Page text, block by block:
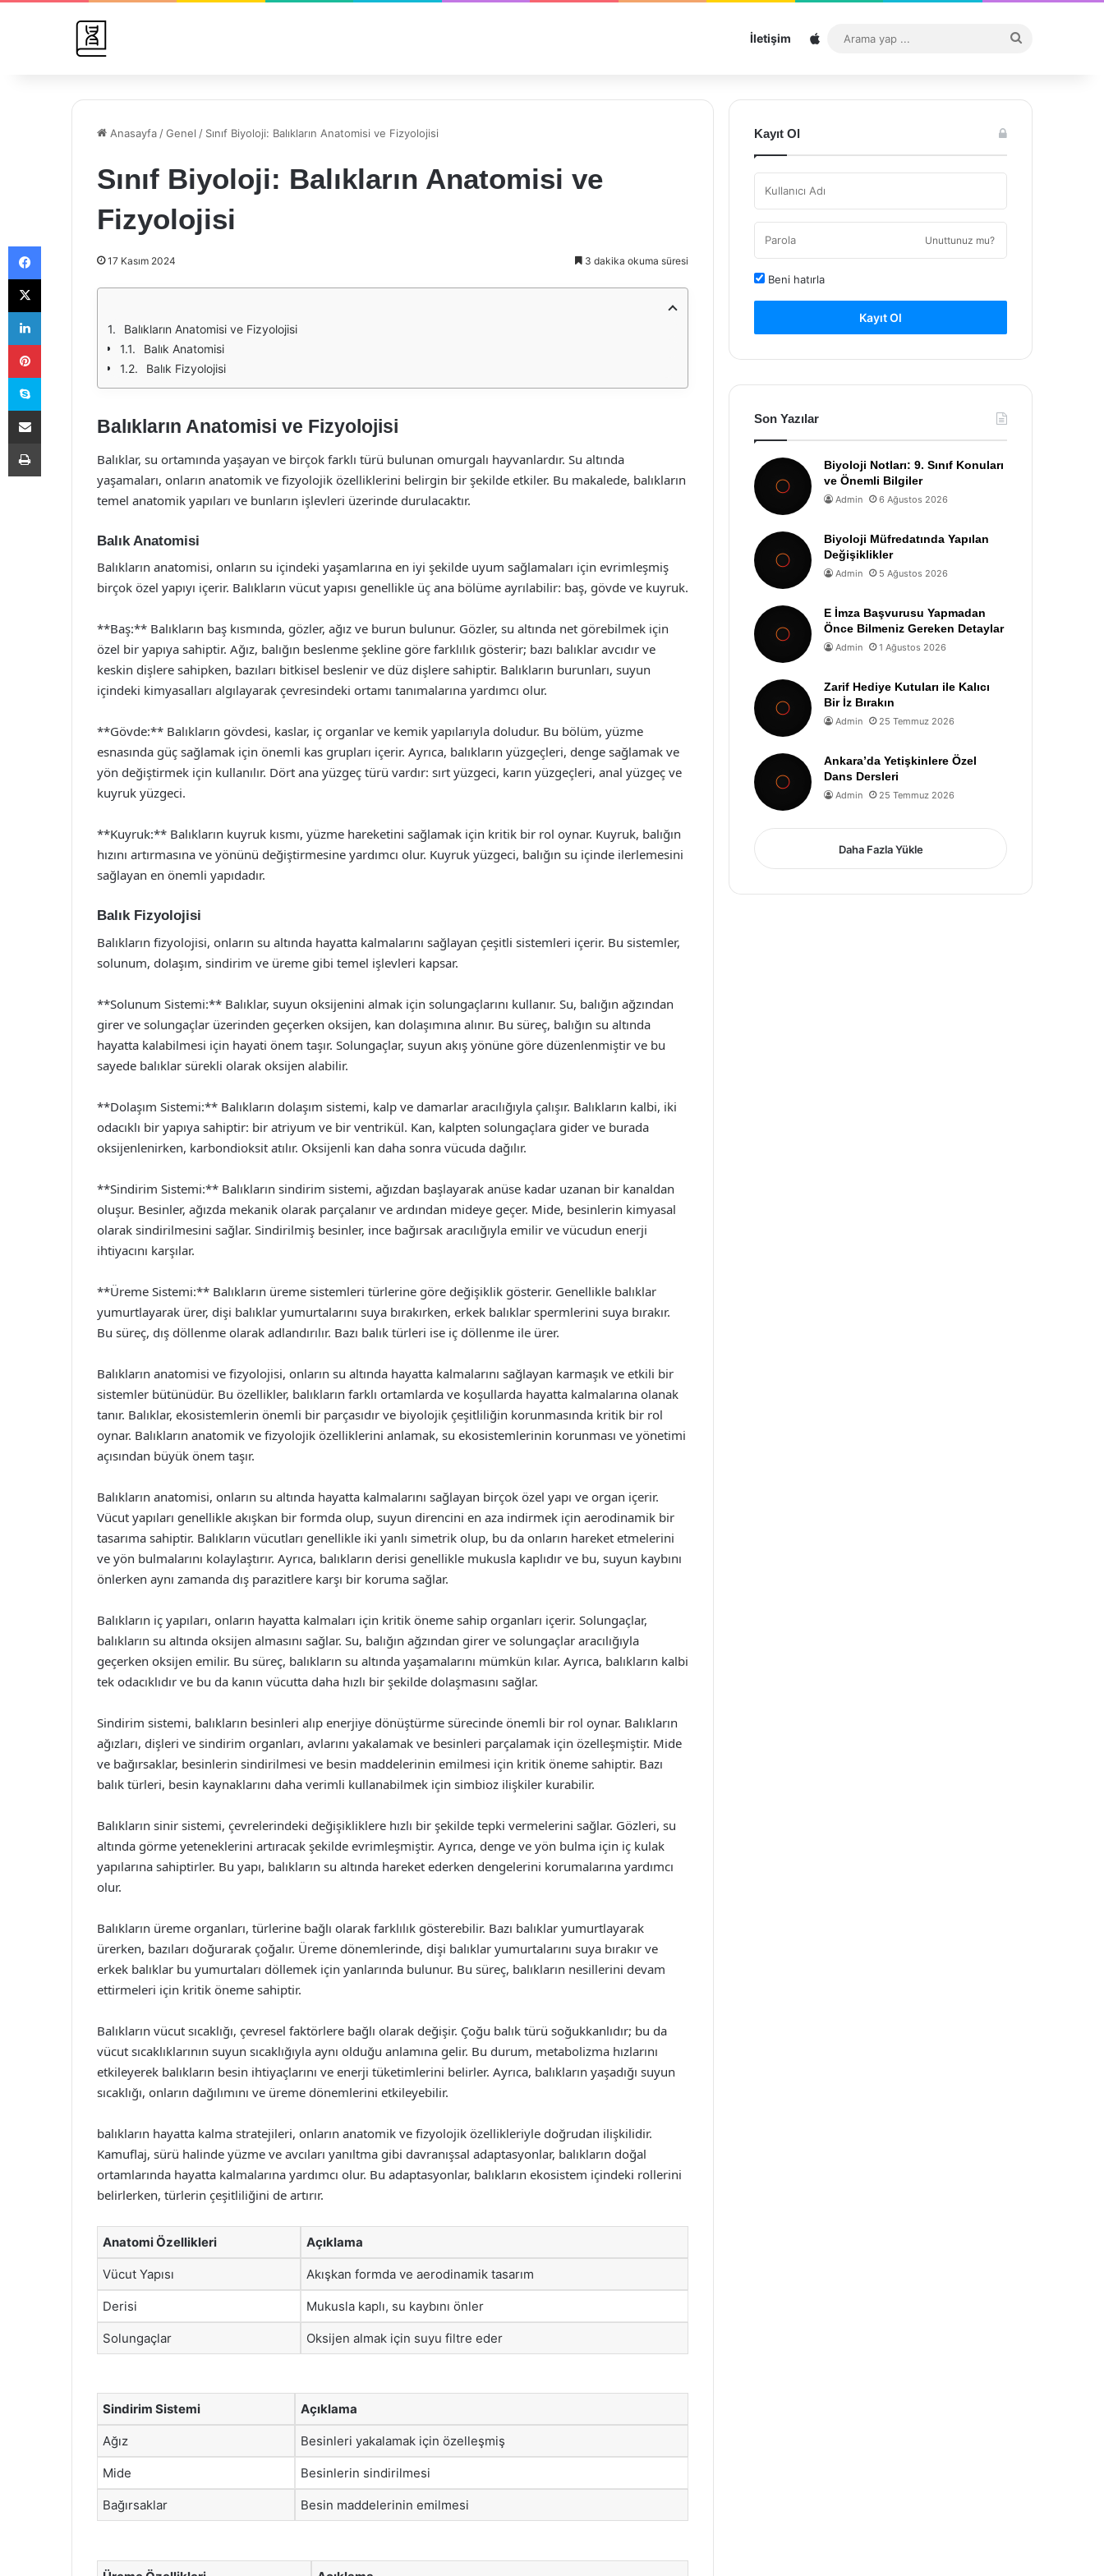
İletişim Sitemap
...
Anasayfa /Genel / Sınıf Biyoloji: Balıkların Anatomisi ve Fizyolojisi
Sınıf Biyoloji: Balıkların Anatomisi ve
Fizyolojisi
17 Kasım 2024 3 dakika okuma süresi
Balıkların Anatomisi ve Fizyolojisi
Balık Anatomisi
Balık Fizyolojisi
Balıkların Anatomisi ve Fizyolojisi
Balıklar, su ortamında yaşayan ve birçok farklı türü bulunan omurgalı hayvanlardır. Su altında
yaşamaları, onların anatomik ve fizyolojik özelliklerini belirgin bir şekilde etkiler. Bu makalede, balıkların
temel anatomik yapıları ve bunların işlevleri üzerinde durulacaktır.
Balık Anatomisi
Balıkların anatomisi, onların su içindeki yaşamlarına en iyi şekilde uyum sağlamaları için evrimleşmiş
birçok özel yapıyı içerir. Balıkların vücut yapısı genellikle üç ana bölüme ayrılabilir: baş, gövde ve kuyruk.
**Baş:** Balıkların baş kısmında, gözler, ağız ve burun bulunur. Gözler, su altında net görebilmek için
özel bir yapıya sahiptir. Ağız, balığın beslenme şekline göre farklılık gösterir; bazı balıklar avcıdır ve
keskin dişlere sahipken, bazıları bitkisel beslenir ve düz dişlere sahiptir. Balıkların burunları, suyun
içindeki kimyasalları algılayarak çevresindeki ortamı tanımalarına yardımcı olur.
**Gövde:** Balıkların gövdesi, kaslar, iç organlar ve kemik yapılarıyla doludur. Bu bölüm, yüzme
esnasında güç sağlamak için önemli kas grupları içerir. Ayrıca, balıkların yüzgeçleri, denge sağlamak ve
yön değiştirmek için kullanılır. Dört ana yüzgeç türü vardır: sırt yüzgeci, karın yüzgeçleri, anal yüzgeç ve
kuyruk yüzgeci.
**Kuyruk:** Balıkların kuyruk kısmı, yüzme hareketini sağlamak için kritik bir rol oynar. Kuyruk, balığın
hızını artırmasına ve yönünü değiştirmesine yardımcı olur. Kuyruk yüzgeci, balığın su içinde ilerlemesini
sağlayan en önemli yapıdadır.
Balık Fizyolojisi
Balıkların fizyolojisi, onların su altında hayatta kalmalarını sağlayan çeşitli sistemleri içerir. Bu sistemler,
solunum, dolaşım, sindirim ve üreme gibi temel işlevleri kapsar.
**Solunum Sistemi:** Balıklar, suyun oksijenini almak için solungaçlarını kullanır. Su, balığın ağzından
girer ve solungaçlar üzerinden geçerken oksijen, kan dolaşımına alınır. Bu süreç, balığın su altında
hayatta kalabilmesi için hayati önem taşır. Solungaçlar, suyun akış yönüne göre düzenlenmiştir ve bu
sayede balıklar sürekli olarak oksijen alabilir.
**Dolaşım Sistemi:** Balıkların dolaşım sistemi, kalp ve damarlar aracılığıyla çalışır. Balıkların kalbi, iki
odacıklı bir yapıya sahiptir: bir atriyum ve bir ventrikül. Kan, kalpten solungaçlara gider ve burada
oksijenlenirken, karbondioksit atılır. Oksijenli kan daha sonra vücuda dağılır.
**Sindirim Sistemi:** Balıkların sindirim sistemi, ağızdan başlayarak anüse kadar uzanan bir kanaldan
oluşur. Besinler, ağızda mekanik olarak parçalanır ve ardından mideye geçer. Mide, besinlerin kimyasal
olarak sindirilmesini sağlar. Sindirilmiş besinler, ince bağırsak aracılığıyla emilir ve vücudun enerji
ihtiyacını karşılar.
**Üreme Sistemi:** Balıkların üreme sistemleri türlerine göre değişiklik gösterir. Genellikle balıklar
yumurtlayarak ürer, dişi balıklar yumurtalarını suya bırakırken, erkek balıklar spermlerini suya bırakır.
Bu süreç, dış döllenme olarak adlandırılır. Bazı balık türleri ise iç döllenme ile ürer.
Balıkların anatomisi ve fizyolojisi, onların su altında hayatta kalmalarını sağlayan karmaşık ve etkili bir
sistemler bütünüdür. Bu özellikler, balıkların farklı ortamlarda ve koşullarda hayatta kalmalarına olanak
tanır. Balıklar, ekosistemlerin önemli bir parçasıdır ve biyolojik çeşitliliğin korunmasında kritik bir rol
oynar. Balıkların anatomik ve fizyolojik özelliklerini anlamak, su ekosistemlerinin korunması ve yönetimi
açısından büyük önem taşır.
Balıkların anatomisi, onların su altında hayatta kalmalarını sağlayan birçok özel yapı ve organ içerir.
Vücut yapıları genellikle akışkan bir formda olup, suyun direncini en aza indirmek için aerodinamik bir
tasarıma sahiptir. Balıkların vücutları genellikle iki yanlı simetrik olup, bu da onların hareket etmelerini
ve yön bulmalarını kolaylaştırır. Ayrıca, balıkların derisi genellikle mukusla kaplıdır ve bu, suyun kaybını
önlerken aynı zamanda dış parazitlere karşı bir koruma sağlar.
Balıkların iç yapıları, onların hayatta kalmaları için kritik öneme sahip organları içerir. Solungaçlar,
balıkların su altında oksijen almasını sağlar. Su, balığın ağzından girer ve solungaçlar aracılığıyla
geçerken oksijen emilir. Bu süreç, balıkların su altında yaşamalarını mümkün kılar. Ayrıca, balıkların kalbi
tek odacıklıdır ve bu da kanın vücutta daha hızlı bir şekilde dolaşmasını sağlar.
Sindirim sistemi, balıkların besinleri alıp enerjiye dönüştürme sürecinde önemli bir rol oynar. Balıkların
ağızları, dişleri ve sindirim organları, avlarını yakalamak ve besinleri parçalamak için özelleşmiştir. Mide
ve bağırsaklar, besinlerin sindirilmesi ve besin maddelerinin emilmesi için kritik öneme sahiptir. Bazı
balık türleri, besin kaynaklarını daha verimli kullanabilmek için simbioz ilişkiler kurabilir.
Balıkların sinir sistemi, çevrelerindeki değişikliklere hızlı bir şekilde tepki vermelerini sağlar. Gözleri, su
altında görme yeteneklerini artıracak şekilde evrimleşmiştir. Ayrıca, denge ve yön bulma için iç kulak
yapılarına sahiptirler. Bu yapı, balıkların su altında hareket ederken dengelerini korumalarına yardımcı
olur.
Balıkların üreme organları, türlerine bağlı olarak farklılık gösterebilir. Bazı balıklar yumurtlayarak
ürerken, bazıları doğurarak çoğalır. Üreme dönemlerinde, dişi balıklar yumurtalarını suya bırakır ve
erkek balıklar bu yumurtaları döllemek için yanlarında bulunur. Bu süreç, balıkların nesillerini devam
ettirmeleri için kritik öneme sahiptir.
Balıkların vücut sıcaklığı, çevresel faktörlere bağlı olarak değişir. Çoğu balık türü soğukkanlıdır; bu da
vücut sıcaklıklarının suyun sıcaklığıyla aynı olduğu anlamına gelir. Bu durum, metabolizma hızlarını
etkileyerek balıkların besin ihtiyaçlarını ve enerji tüketimlerini belirler. Ayrıca, balıkların yaşadığı suyun
sıcaklığı, onların dağılımını ve üreme dönemlerini etkileyebilir.
balıkların hayatta kalma stratejileri, onların anatomik ve fizyolojik özellikleriyle doğrudan ilişkilidir.
Kamuflaj, sürü halinde yüzme ve avcıları yanıltma gibi davranışsal adaptasyonlar, balıkların doğal
ortamlarında hayatta kalmalarına yardımcı olur. Bu adaptasyonlar, balıkların ekosistem içindeki rollerini
belirlerken, türlerin çeşitliliğini de artırır.
Anatomi Özellikleri Açıklama
Vücut Yapısı Akışkan formda ve aerodinamik tasarım
Derisi Mukusla kaplı, su kaybını önler
Solungaçlar Oksijen almak için suyu filtre eder
Sindirim Sistemi Açıklama
Ağız Besinleri yakalamak için özelleşmiş
Mide Besinlerin sindirilmesi
Bağırsaklar Besin maddelerinin emilmesi
Kayıt Ol
Unuttunuz mu?
Beni hatırla
Kayıt Ol
Son Yazılar
Biyoloji Notları: 9. Sınıf Konuları
ve Önemli Bilgiler
Admin 6 Ağustos 2026
Biyoloji Müfredatında Yapılan
Değişiklikler
Admin 5 Ağustos 2026
E İmza Başvurusu Yapmadan
Önce Bilmeniz Gereken Detaylar
Admin 1 Ağustos 2026
Zarif Hediye Kutuları ile Kalıcı
Bir İz Bırakın
Admin 25 Temmuz 2026
Ankara’da Yetişkinlere Özel
Dans Dersleri
Admin 25 Temmuz 2026
Daha Fazla Yükle
Facebook
X
LinkedIn
Pinterest
Skype
E-Posta ile paylaş